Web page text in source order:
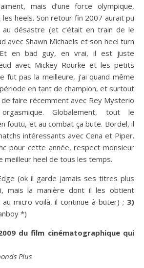
mais d’une force olympique,
les heels. Son retour fin 2007 aurait pu
désastre (et c’était en train de le
avec Shawn Michaels et son heel turn
en bad guy, en vrai, il est juste
avec Mickey Rourke et les petits
fut pas la meilleure, j’ai quand même
en tant de champion, et surtout
de faire récemment avec Rey Mysterio
Globalement, tout le
foutu, et au combat ça bute. Bordel, il
intéressants avec Cena et Piper.
pour cette année, respect monsieur
meilleur heel de tous les temps.
(ok il garde jamais ses titres plus
mais la manière dont il les obtient
au micro voilà, il continue à buter) ; 3)
*)
du film cinématographique qui
Plus